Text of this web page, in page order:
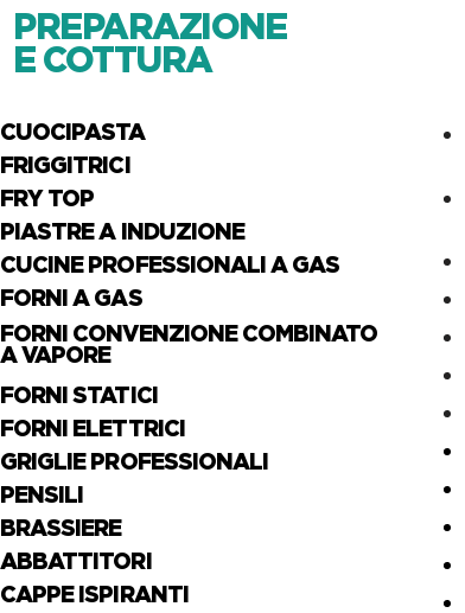
PREPARAZIONE
E COTTURA
CUOCIPASTA
FRIGGITRICI
FRY TOP
PIASTRE A INDUZIONE
CUCINE PROFESSIONALI A GAS
FORNI A GAS
FORNI CONVENZIONE COMBINATO
A VAPORE
FORNI STATICI
FORNI ELETTRICI
GRIGLIE PROFESSIONALI
PENSILI
BRASSIERE
ABBATTITORI
CAPPE ISPIRANTI